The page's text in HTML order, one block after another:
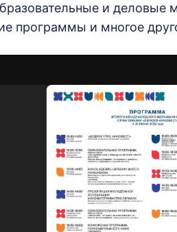
и деловые
программы и многое